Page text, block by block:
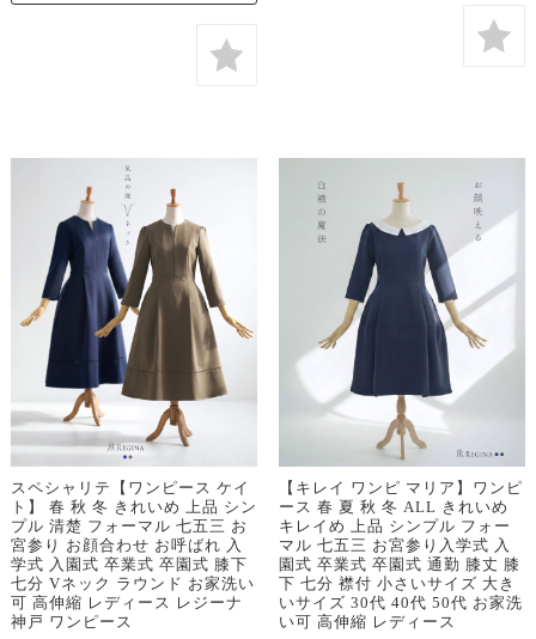
スペシャリテ【ワンピース ケイ
ト】 春 秋 冬 きれいめ 上品 シン
プル 清楚 フォーマル 七五三 お
宮参り お顔合わせ お呼ばれ 入
学式 入園式 卒業式 卒園式 膝下
七分 Vネック ラウンド お家洗い
可 高伸縮 レディース レジーナ
神戸 ワンピース
【キレイ ワンピ マリア】ワンピ
ース 春 夏 秋 冬 ALL きれいめ
キレイめ 上品 シンプル フォー
マル 七五三 お宮参り入学式 入
園式 卒業式 卒園式 通勤 膝丈 膝
下 七分 襟付 小さいサイズ 大き
いサイズ 30代 40代 50代 お家洗
い可 高伸縮 レディース